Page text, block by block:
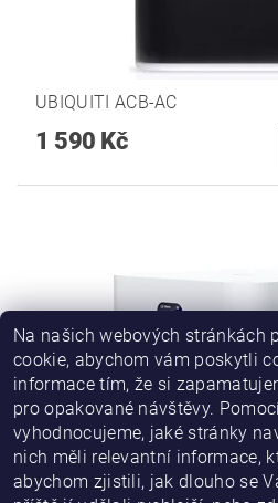
UBIQUITI ACB-AC
1 590 Kč
UBIQUITI UNIFI EXPRESS 7
Na našich webových stránkách
cookie, abychom vám poskytli
informace tím, že si
pro opakované návštěvy.
vyhodnocujeme, jaké stránky
nich měli relevantní informace,
abychom zjistili, jak dlouho se